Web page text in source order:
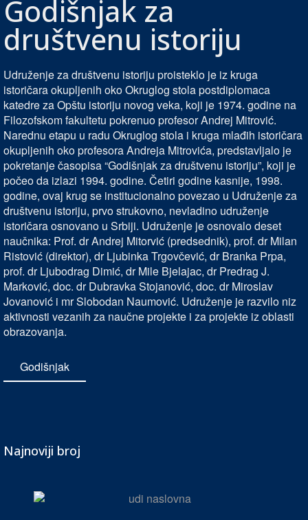
Godišnjak za
društvenu istoriju
Udruženje za društvenu istoriju proisteklo je iz kruga
istoričara okupljenih oko Okruglog stola postdiplomaca
katedre za Opštu istoriju novog veka, koji je 1974. godine na
Filozofskom fakultetu pokrenuo profesor Andrej Mitrović.
Narednu etapu u radu Okruglog stola i kruga mlađih istoričara
okupljenih oko profesora Andreja Mitrovića, predstavljalo je
pokretanje časopisa “Godišnjak za društvenu istoriju”, koji je
počeo da izlazi 1994. godine. Četiri godine kasnije, 1998.
godine, ovaj krug se institucionalno povezao u Udruženje za
društvenu istoriju, prvo strukovno, nevladino udruženje
istoričara osnovano u Srbiji. Udruženje je osnovalo deset
naučnika: Prof. dr Andrej Mitorvić (predsednik), prof. dr Milan
Ristović (direktor), dr Ljubinka Trgovčević, dr Branka Prpa,
prof. dr Ljubodrag Dimić, dr Mile Bjelajac, dr Predrag J.
Marković, doc. dr Dubravka Stojanović, doc. dr Miroslav
Jovanović i mr Slobodan Naumović. Udruženje je razvilo niz
aktivnosti vezanih za naučne projekte i za projekte iz oblasti
obrazovanja.
Godišnjak
Najnoviji broj